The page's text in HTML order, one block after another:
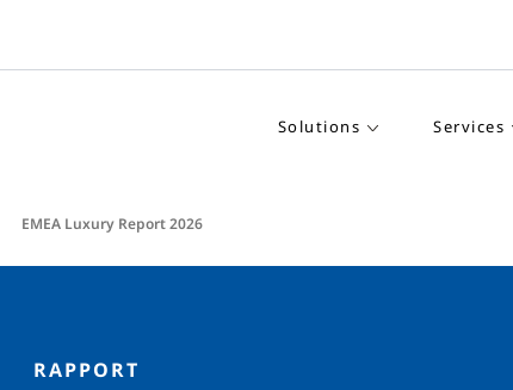
Solutions Services
EMEA Luxury Report 2026
RAPPORT